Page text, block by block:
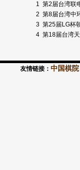
1 第2届台湾联
2 第8届台湾中
3 第25届LG杯
4 第18届台湾
友情链接： 中国棋院